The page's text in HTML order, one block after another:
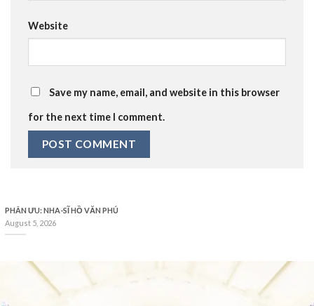
Website
Save my name, email, and website in this browser
for the next time I comment.
PHÂN ƯU: NHA-SĨ HỒ VĂN PHÚ
August 5, 2026